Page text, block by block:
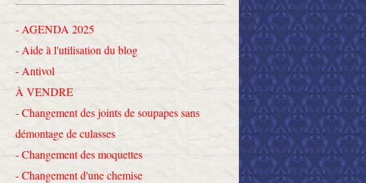
- AGENDA 2025
- Aide à l'utilisation du blog
- Antivol
À VENDRE
- Changement des joints de soupapes sans
démontage de culasses
- Changement des moquettes
- Changement d'une chemise